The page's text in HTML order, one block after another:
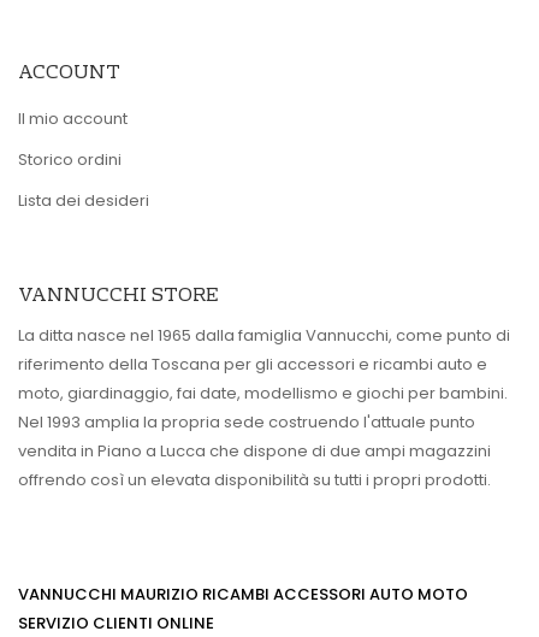
ACCOUNT
Il mio account
Storico ordini
Lista dei desideri
VANNUCCHI STORE
La ditta nasce nel 1965 dalla famiglia Vannucchi, come punto di
riferimento della Toscana per gli accessori e ricambi auto e
moto, giardinaggio, fai date, modellismo e giochi per bambini.
Nel 1993 amplia la propria sede costruendo l'attuale punto
vendita in Piano a Lucca che dispone di due ampi magazzini
offrendo così un elevata disponibilità su tutti i propri prodotti.
VANNUCCHI MAURIZIO RICAMBI ACCESSORI AUTO MOTO
SERVIZIO CLIENTI ONLINE